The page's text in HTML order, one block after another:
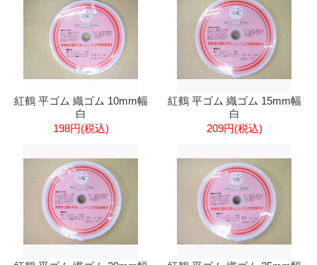
紅鶴 平ゴム 織ゴム 10mm幅
白
198円(税込)
紅鶴 平ゴム 織ゴム 15mm幅
白
209円(税込)